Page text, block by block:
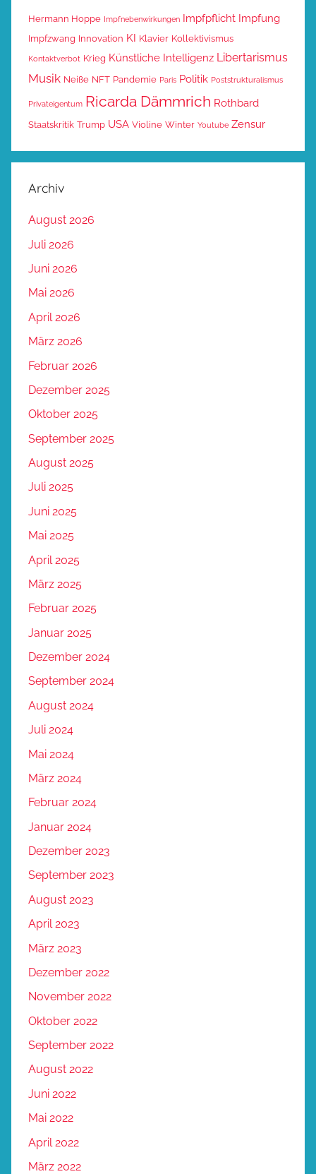
Hermann Hoppe Impfnebenwirkungen Impfpflicht Impfung
Impfzwang Innovation KI Klavier Kollektivismus
Kontaktverbot Krieg Künstliche Intelligenz Libertarismus
Musik Neiße NFT Pandemie Paris Politik Poststrukturalismus
Privateigentum Ricarda Dämmrich Rothbard
Staatskritik Trump USA Violine Winter Youtube Zensur
Archiv
August 2026
Juli 2026
Juni 2026
Mai 2026
April 2026
März 2026
Februar 2026
Dezember 2025
Oktober 2025
September 2025
August 2025
Juli 2025
Juni 2025
Mai 2025
April 2025
März 2025
Februar 2025
Januar 2025
Dezember 2024
September 2024
August 2024
Juli 2024
Mai 2024
März 2024
Februar 2024
Januar 2024
Dezember 2023
September 2023
August 2023
April 2023
März 2023
Dezember 2022
November 2022
Oktober 2022
September 2022
August 2022
Juni 2022
Mai 2022
April 2022
März 2022